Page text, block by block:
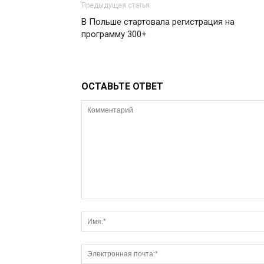
Предыдущая статья
В Польше стартовала регистрация на
программу 300+
ОСТАВЬТЕ ОТВЕТ